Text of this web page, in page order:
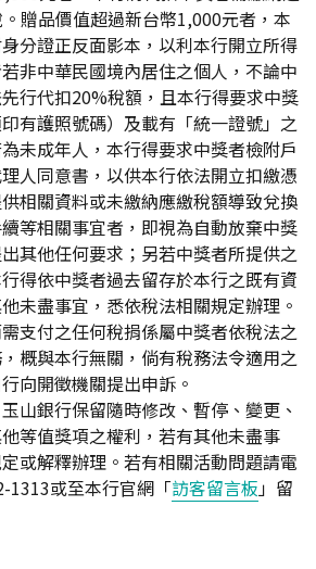
贈品價值超過新台幣1,000元者，本
分證正反面影本，以利本行開立所得
非中華民國境內居住之個人，不論中
行代扣20%稅額，且本行得要求中獎
有護照號碼）及載有「統一證號」之
未成年人，本行得要求中獎者檢附戶
人同意書，以供本行依法開立扣繳憑
相關資料或未繳納應繳稅額導致兌換
等相關事宜者，即視為自動放棄中獎
其他任何要求；另若中獎者所提供之
得依中獎者過去留存於本行之既有資
未盡事宜，悉依稅法相關規定辦理。
支付之任何稅捐係屬中獎者依稅法之
概與本行無關，倘有稅務法令適用之
向開徵機關提出申訴。
山銀行保留隨時修改、暫停、變更、
等值獎項之權利，若有其他未盡事
或解釋辦理。若有相關活動問題請電
1313或至本行官網「訪客留言板」留